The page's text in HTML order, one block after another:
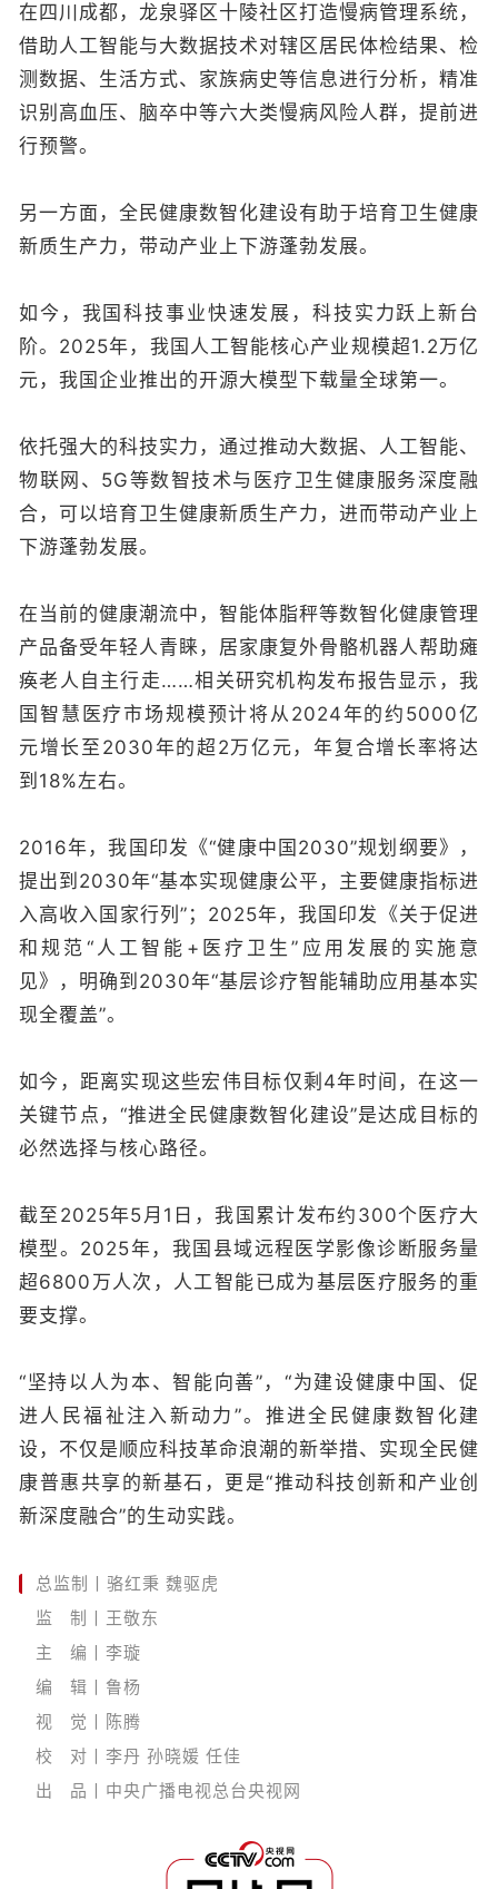
在四川成都，龙泉驿区十陵社区打造慢病管理系统，
借助人工智能与大数据技术对辖区居民体检结果、检
测数据、生活方式、家族病史等信息进行分析，精准
识别高血压、脑卒中等六大类慢病风险人群，提前进
行预警。
另一方面，全民健康数智化建设有助于培育卫生健康
新质生产力，带动产业上下游蓬勃发展。
如今，我国科技事业快速发展，科技实力跃上新台
阶。2025年，我国人工智能核心产业规模超1.2万亿
元，我国企业推出的开源大模型下载量全球第一。
依托强大的科技实力，通过推动大数据、人工智能、
物联网、5G等数智技术与医疗卫生健康服务深度融
合，可以培育卫生健康新质生产力，进而带动产业上
下游蓬勃发展。
在当前的健康潮流中，智能体脂秤等数智化健康管理
产品备受年轻人青睐，居家康复外骨骼机器人帮助瘫
痪老人自主行走……相关研究机构发布报告显示，我
国智慧医疗市场规模预计将从2024年的约5000亿
元增长至2030年的超2万亿元，年复合增长率将达
到18%左右。
2016年，我国印发《“健康中国2030”规划纲要》，
提出到2030年“基本实现健康公平，主要健康指标进
入高收入国家行列”；2025年，我国印发《关于促进
和规范“人工智能+医疗卫生”应用发展的实施意
见》，明确到2030年“基层诊疗智能辅助应用基本实
现全覆盖”。
如今，距离实现这些宏伟目标仅剩4年时间，在这一
关键节点，“推进全民健康数智化建设”是达成目标的
必然选择与核心路径。
截至2025年5月1日，我国累计发布约300个医疗大
模型。2025年，我国县域远程医学影像诊断服务量
超6800万人次，人工智能已成为基层医疗服务的重
要支撑。
“坚持以人为本、智能向善”，“为建设健康中国、促
进人民福祉注入新动力”。推进全民健康数智化建
设，不仅是顺应科技革命浪潮的新举措、实现全民健
康普惠共享的新基石，更是“推动科技创新和产业创
新深度融合”的生动实践。
总监制丨骆红秉 魏驱虎
监 制丨王敬东
主 编丨李璇
编 辑丨鲁杨
视 觉丨陈腾
校 对丨李丹 孙晓媛 任佳
出 品丨中央广播电视总台央视网